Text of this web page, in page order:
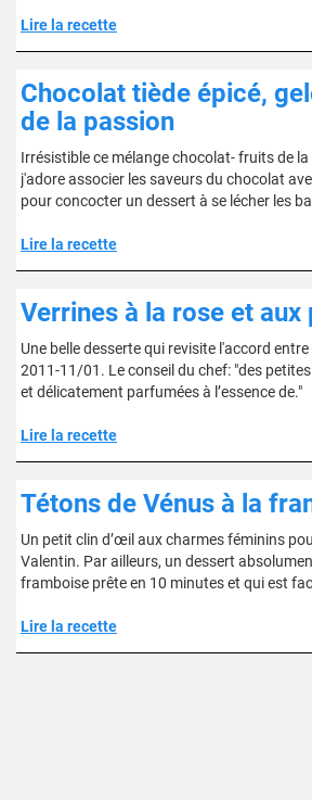
Lire la recette
Chocolat tiède épicé,
de la passion
Irrésistible ce mélange chocolat- fruits de
j'adore associer les saveurs du chocolat
pour concocter un dessert à se lécher les
Lire la recette
Verrines à la rose et aux
Une belle desserte qui revisite l'accord
2011-11/01. Le conseil du chef: "des
et délicatement parfumées à l’essence de."
Lire la recette
Tétons de Vénus à la
Un petit clin d’œil aux charmes féminins
Valentin. Par ailleurs, un dessert
framboise prête en 10 minutes et qui est
Lire la recette